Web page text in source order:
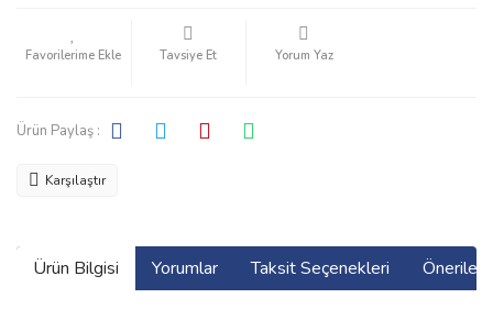
Tavsiye Et Yorum Yaz
Ürün Paylaş :
Karşılaştır
Ürün Bilgisi Yorumlar Taksit Seçenekleri